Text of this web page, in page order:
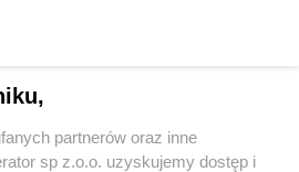
przerwy znów mamy
partnerów oraz inne
sp z.o.o. uzyskujemy dostęp i